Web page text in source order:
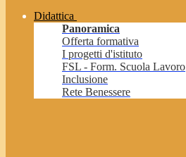
Didattica
Panoramica
Offerta formativa
I progetti d'istituto
FSL - Form. Scuola Lavoro
Inclusione
Rete Benessere